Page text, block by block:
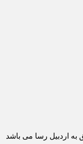
اردبیل رسا می باشد